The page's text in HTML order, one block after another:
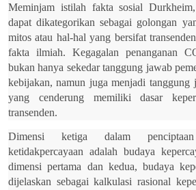
Meminjam istilah fakta sosial
dapat dikategorikan sebagai golongan
mitos atau hal-hal yang bersifat
fakta ilmiah. Kegagalan penanganan
bukan hanya sekedar tanggung jawab
kebijakan, namun juga menjadi
yang cenderung memiliki dasar
transenden.
Dimensi ketiga dalam
ketidakpercayaan adalah budaya
dimensi pertama dan kedua, budaya
dijelaskan sebagai kalkulasi rasional